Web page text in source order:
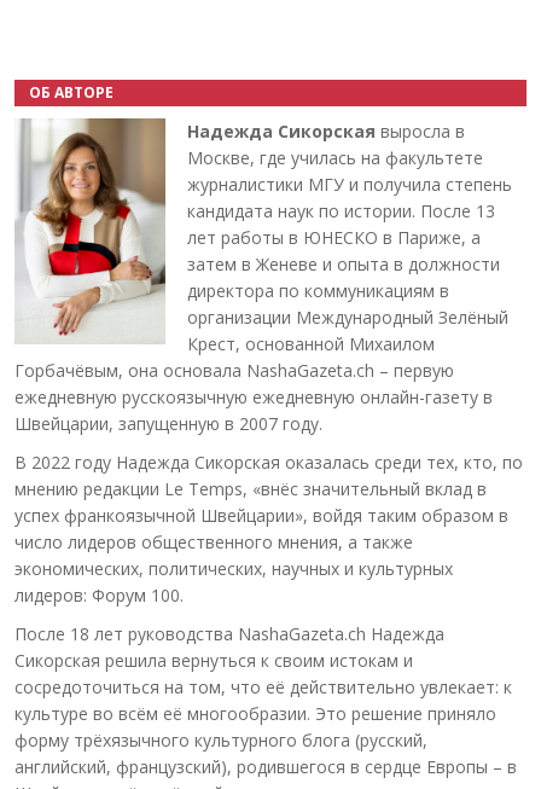
ОБ АВТОРЕ
Надежда Сикорская выросла в
Москве, где училась на факультете
журналистики МГУ и получила степень
кандидата наук по истории. После 13
лет работы в ЮНЕСКО в Париже, а
затем в Женеве и опыта в должности
директора по коммуникациям в
организации Международный Зелёный
Крест, основанной Михаилом
Горбачёвым, она основала NashaGazeta.ch – первую
ежедневную русскоязычную ежедневную онлайн-газету в
Швейцарии, запущенную в 2007 году.
В 2022 году Надежда Сикорская оказалась среди тех, кто, по
мнению редакции Le Temps, «внёс значительный вклад в
успех франкоязычной Швейцарии», войдя таким образом в
число лидеров общественного мнения, а также
экономических, политических, научных и культурных
лидеров: Форум 100.
После 18 лет руководства NashaGazeta.ch Надежда
Сикорская решила вернуться к своим истокам и
сосредоточиться на том, что её действительно увлекает: к
культуре во всём её многообразии. Это решение приняло
форму трёхязычного культурного блога (русский,
английский, французский), родившегося в сердце Европы – в